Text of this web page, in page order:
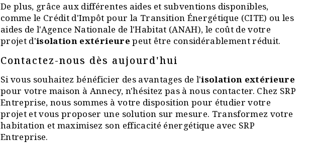
De plus, grâce aux différentes aides et subventions disponibles,
comme le Crédit d'Impôt pour la Transition Énergétique (CITE) ou les
aides de l'Agence Nationale de l'Habitat (ANAH), le coût de votre
projet d'isolation extérieure peut être considérablement réduit.
Contactez-nous dès aujourd'hui
Si vous souhaitez bénéficier des avantages de l'isolation extérieure
pour votre maison à Annecy, n'hésitez pas à nous contacter. Chez SRP
Entreprise, nous sommes à votre disposition pour étudier votre
projet et vous proposer une solution sur mesure. Transformez votre
habitation et maximisez son efficacité énergétique avec SRP
Entreprise.